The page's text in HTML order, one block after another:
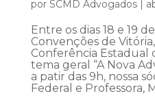
por SCMD Advogados|
Entre os dias 18 e 19
Convenções de
Conferência Estadual
tema geral “A Nova
a patir das 9h, nossa
Federal e Professora,